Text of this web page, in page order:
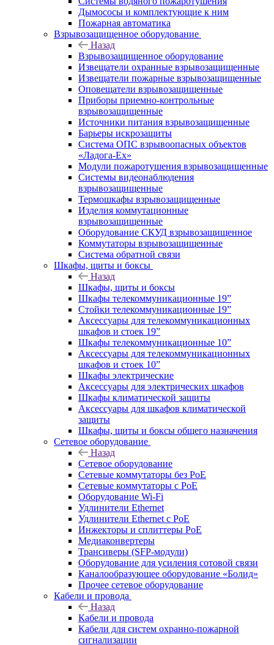
Дымососы и комплектующие к ним
Пожарная автоматика
Взрывозащищенное оборудование
Назад
Взрывозащищенное оборудование
Извещатели охранные взрывозащищенные
Извещатели пожарные взрывозащищенные
Оповещатели взрывозащищенные
Приборы приемно-контрольные
взрывозащищенные
Источники питания взрывозащищенные
Барьеры искрозащиты
Система ОПС взрывоопасных объектов
«Ладога-Ex»
Модули пожаротушения взрывозащищенные
Системы видеонаблюдения
взрывозащищенные
Термошкафы взрывозащищенные
Изделия коммутационные
взрывозащищенные
Оборудование СКУД взрывозащищенное
Коммутаторы взрывозащищенные
Система обратной связи
Шкафы, щиты и боксы
Назад
Шкафы, щиты и боксы
Шкафы телекоммуникационные 19”
Стойки телекоммуникационные 19”
Аксессуары для телекоммуникационных
шкафов и стоек 19”
Шкафы телекоммуникационные 10”
Аксессуары для телекоммуникационных
шкафов и стоек 10”
Шкафы электрические
Аксессуары для электрических шкафов
Шкафы климатической защиты
Аксессуары для шкафов климатической
защиты
Шкафы, щиты и боксы общего назначения
Сетевое оборудование
Назад
Сетевое оборудование
Сетевые коммутаторы без PoE
Сетевые коммутаторы с PoE
Оборудование Wi-Fi
Удлинители Ethernet
Удлинители Ethernet с PoE
Инжекторы и сплиттеры PoE
Медиаконвертеры
Трансиверы (SFP-модули)
Оборудование для усиления сотовой связи
Каналообразующее оборудование «Болид»
Прочее сетевое оборудование
Кабели и провода
Назад
Кабели и провода
Кабели для систем охранно-пожарной
сигнализации